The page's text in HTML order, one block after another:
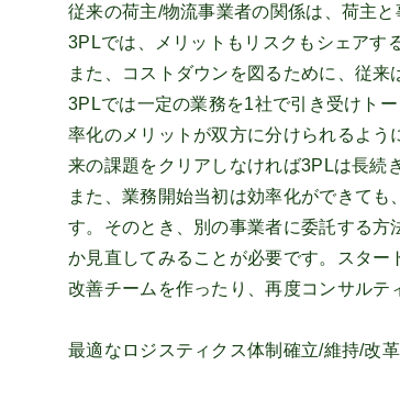
従来の荷主/物流事業者の関係は、荷主
3PLでは、メリットもリスクもシェアす
また、コストダウンを図るために、従
3PLでは一定の業務を1社で引き受けト
率化のメリットが双方に分けられるよ
来の課題をクリアしなければ3PLは長続
また、業務開始当初は効率化ができて
す。そのとき、別の事業者に委託する
か見直してみることが必要です。スタ
改善チームを作ったり、再度コンサルテ
最適なロジスティクス体制確立/維持/改